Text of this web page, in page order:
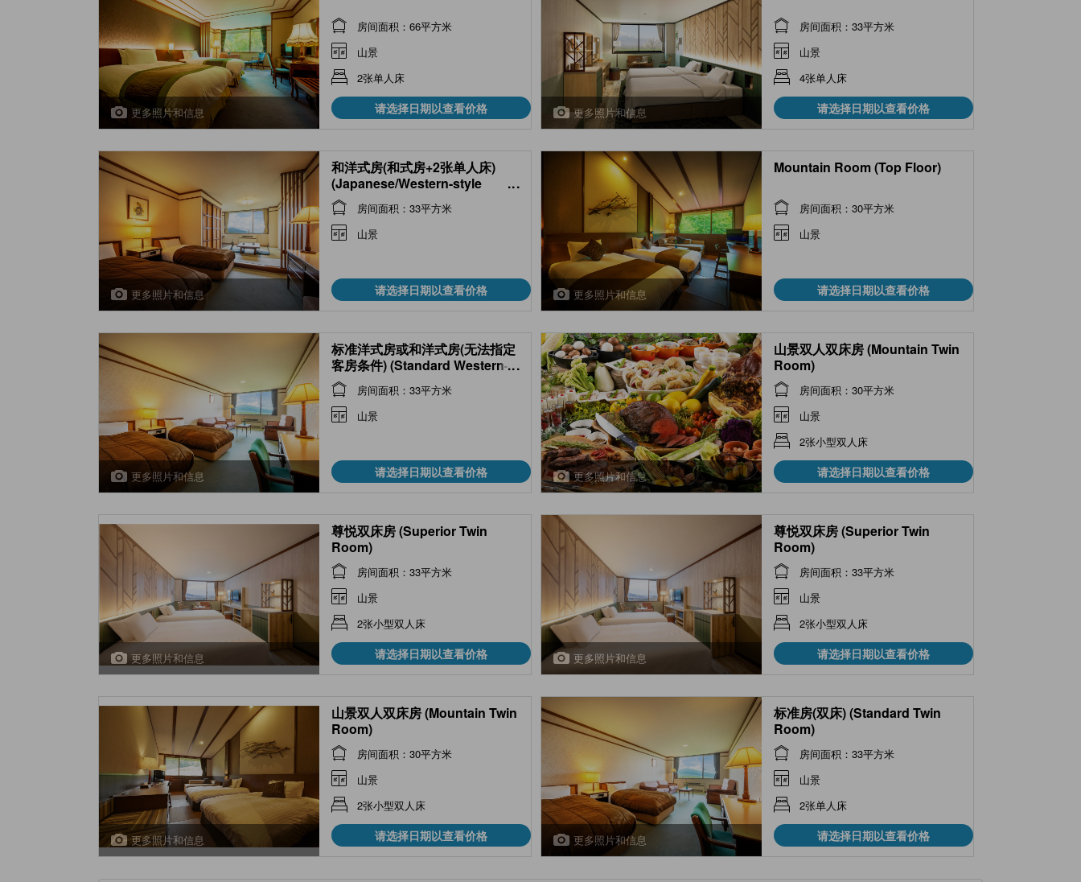
更多照片和信息
房间面积：66平方米
山景
2张单人床
请选择日期以查看价格 更多照片和信息
房间面积：33平方米
山景
4张单人床
请选择日期以查看价格
更多照片和信息
和洋式房(和式房+2张单人床)
(Japanese/Western-style
Room (Twin Beds + Japanese-
style Room))
...
房间面积：33平方米
山景
请选择日期以查看价格 更多照片和信息
Mountain Room (Top Floor)
房间面积：30平方米
山景
请选择日期以查看价格
更多照片和信息
标准洋式房或和洋式房(无法指定
客房条件) (Standard Western-
style Room or
Japanese/Western-style Room
*Allocated on arrival )
...
房间面积：33平方米
山景
请选择日期以查看价格 更多照片和信息
山景双人双床房 (Mountain Twin
Room)
房间面积：30平方米
山景
2张小型双人床
请选择日期以查看价格
更多照片和信息
尊悦双床房 (Superior Twin
Room)
房间面积：33平方米
山景
2张小型双人床
请选择日期以查看价格 更多照片和信息
尊悦双床房 (Superior Twin
Room)
房间面积：33平方米
山景
2张小型双人床
请选择日期以查看价格
更多照片和信息
山景双人双床房 (Mountain Twin
Room)
房间面积：30平方米
山景
2张小型双人床
请选择日期以查看价格 更多照片和信息
标准房(双床) (Standard Twin
Room)
房间面积：33平方米
山景
2张单人床
请选择日期以查看价格